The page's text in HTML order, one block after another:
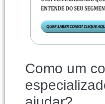
Como um